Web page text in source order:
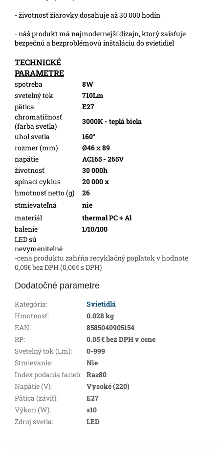
- životnosť žiarovky dosahuje až 30 000 hodín
- náš produkt má najmodernejší dizajn, ktorý zaisťuje
bezpečnú a bezproblémovú inštaláciu do svietidiel
TECHNICKÉ
PARAMETRE
spotreba
8W
svetelný tok
710Lm
pätica
E27
chromatičnosť
(farba svetla)
3000K - teplá biela
uhol svetla
160°
rozmer (mm)
Ø46 x 89
napätie
AC165 - 265V
životnosť
30 000h
spínací cyklus
20 000 x
hmotnosť netto (g)
26
stmievateľná
nie
materiál
thermal PC + Al
balenie
1/10/100
LED sú
nevymeniteľné
-cena produktu zahŕňa recyklačný poplatok v hodnote
0,05€ bez DPH (0,06€ s DPH)
Dodatočné parametre
Kategória:
Svietidlá
Hmotnosť:
0.028 kg
EAN:
8585040905154
RP:
0.05 € bez DPH v cene
Svetelný tok (Lm):
0-999
Stmievanie:
Nie
Index podania farieb: Ra≥80
Napätie (V):
Vysoké (220)
Pätica (závit):
E27
Výkon (W):
≤10
Zdroj svetla: LED